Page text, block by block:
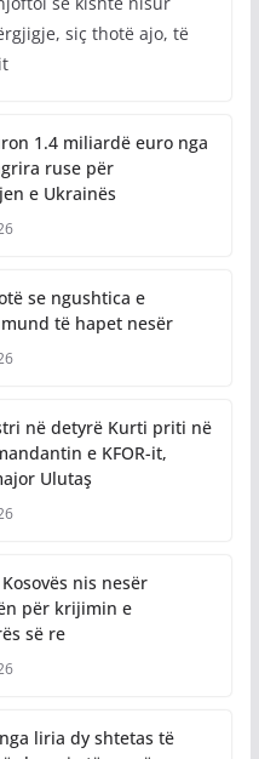
siç thotë ajo, të
1.4 miliardë euro nga
ruse për
e Ukrainës
se ngushtica e
të hapet nesër
në detyrë Kurti priti në
e KFOR-it,
Ulutaş
nis nesër
për krijimin e
së re
liria dy shtetas të